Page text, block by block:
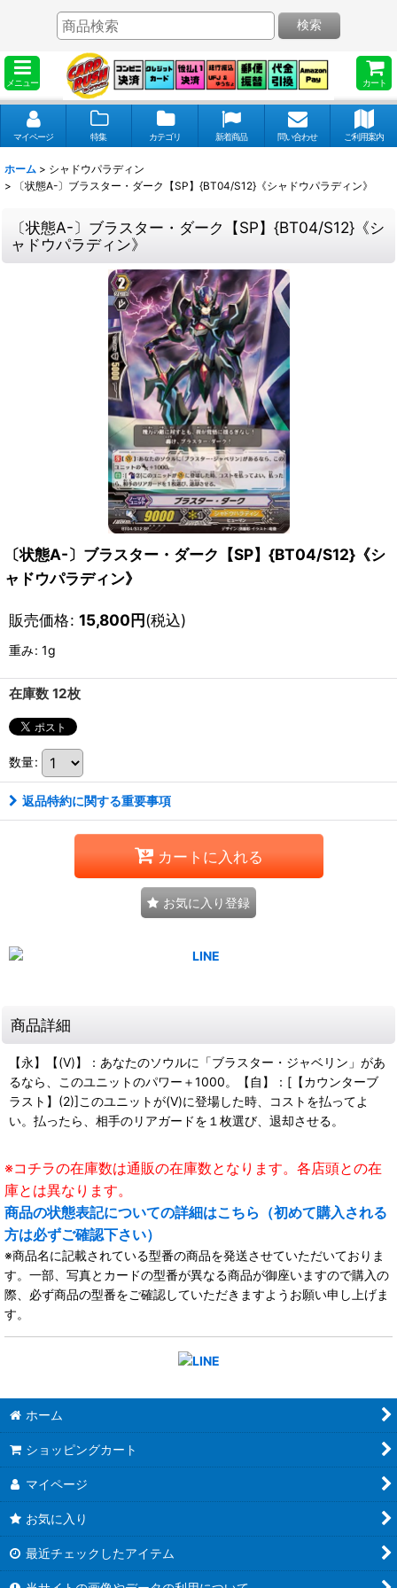
メニュー カート
検索
マイページ 特集 カテゴリ 新着商品 問い合わせ ご利用案内
ホーム > シャドウパラディン
>
〔状態A-〕ブラスター・ダーク【SP】{BT04/S12}《シャドウパラディン》
〔状態A-〕ブラスター・ダーク【SP】{BT04/S12}《シ
ャドウパラディン》
〔状態A-〕ブラスター・ダーク【SP】{BT04/S12}《シ
ャドウパラディン》
販売価格: 15,800円(税込)
重み: 1g
在庫数 12枚
数量:
返品特約に関する重要事項
カートに入れる
お気に入り登録
商品詳細
【永】【(V)】：あなたのソウルに「ブラスター・ジャベリン」があ
るなら、このユニットのパワー＋1000。【自】：[【カウンターブ
ラスト】(2)]このユニットが(V)に登場した時、コストを払ってよ
い。払ったら、相手のリアガードを１枚選び、退却させる。
※コチラの在庫数は通販の在庫数となります。各店頭との在
庫とは異なります。
商品の状態表記についての詳細はこちら（初めて購入される
方は必ずご確認下さい）
※商品名に記載されている型番の商品を発送させていただいておりま
す。一部、写真とカードの型番が異なる商品が御座いますので購入の
際、必ず商品の型番をご確認していただきますようお願い申し上げま
す。
ホーム
ショッピングカート
マイページ
お気に入り
最近チェックしたアイテム